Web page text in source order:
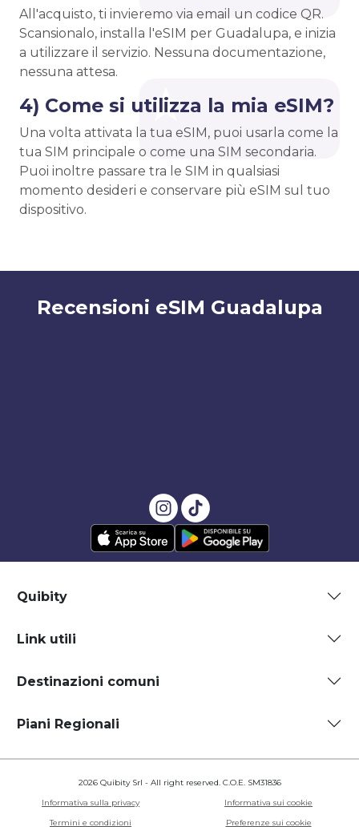
All'acquisto, ti invieremo via email un codice QR.
Scansionalo, installa l'eSIM per Guadalupa, e inizia
a utilizzare il servizio. Nessuna documentazione,
nessuna attesa.
4) Come si utilizza la mia eSIM?
Una volta attivata la tua eSIM, puoi usarla come la
tua SIM principale o come una SIM secondaria.
Puoi inoltre passare tra le SIM in qualsiasi
momento desideri e conservare più eSIM sul tuo
dispositivo.
Recensioni eSIM Guadalupa
Quibity
Link utili
Destinazioni comuni
Piani Regionali
2026 Quibity Srl - All right reserved. C.O.E. SM31836
Informativa sulla privacy
Informativa sui cookie
Termini e condizioni
Preferenze sui cookie